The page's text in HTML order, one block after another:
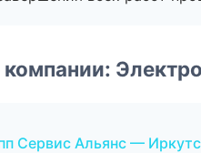
Сервис Альянс —